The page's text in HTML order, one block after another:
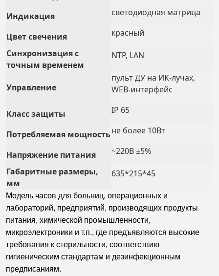
Индикация
светодиодная матрица
Цвет свечения
красный
Синхронизация с
точным временем
NTP, LAN
Управление
пульт ДУ на ИК-лучах,
WEB-интерфейс
Класс защиты IP 65
Потребляемая мощностьне более 10Вт
Напряжение питания
~220В ±5%
Габаритные размеры,
мм
635*215*45
Модель часов для больниц, операционных и
лабораторий, предприятий, производящих продукты
питания, химической промышленности,
микроэлектроники и т.п., где предъявляются высокие
требования к стерильности, соответствию
гигиеническим стандартам и дезинфекционным
предписаниям.